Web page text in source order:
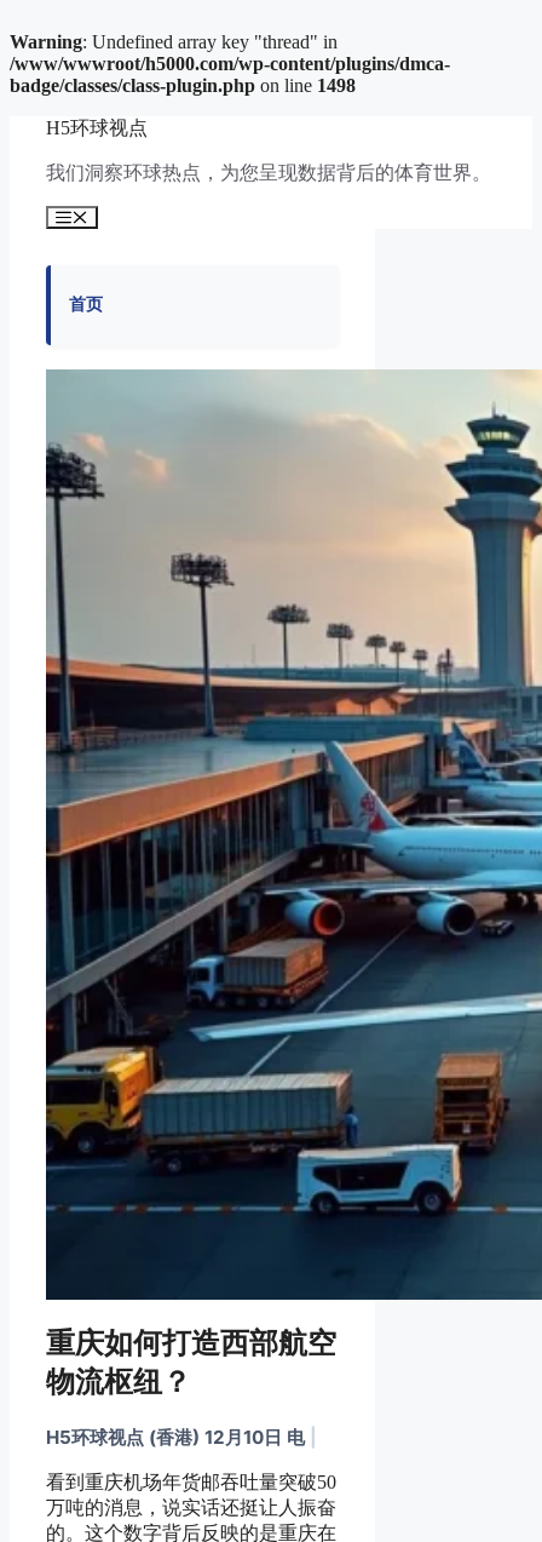
Warning: Undefined array key "thread" in
/www/wwwroot/h5000.com/wp-content/plugins/dmca-
badge/classes/class-plugin.php on line 1498
H5环球视点
我们洞察环球热点，为您呈现数据背后的体育世界。
菜
首页
重庆如何打造西部航空
物流枢纽？
H5环球视点 (香港) 12月10日 电
看到重庆机场年货邮吞吐量突破50
万吨的消息，说实话还挺让人振奋
的。这个数字背后反映的是重庆在